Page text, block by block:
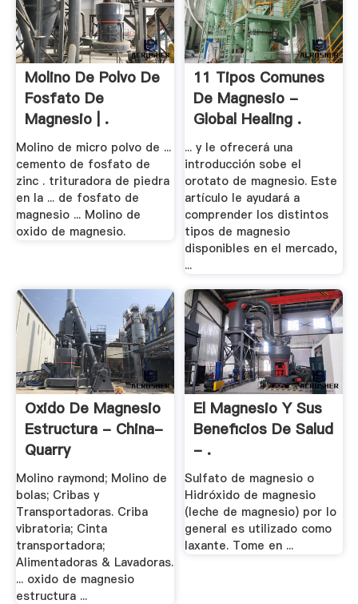
Molino De Polvo De
Fosfato De
Magnesio | .
Molino de micro polvo de ...
cemento de fosfato de
zinc . trituradora de piedra
en la ... de fosfato de
magnesio ... Molino de
oxido de magnesio.
11 Tipos Comunes
De Magnesio -
Global Healing .
... y le ofrecerá una
introducción sobe el
orotato de magnesio. Este
artículo le ayudará a
comprender los distintos
tipos de magnesio
disponibles en el mercado,
...
Oxido De Magnesio
Estructura - China-
Quarry
Molino raymond; Molino de
bolas; Cribas y
Transportadoras. Criba
vibratoria; Cinta
transportadora;
Alimentadoras & Lavadoras.
... oxido de magnesio
estructura ...
El Magnesio Y Sus
Beneficios De Salud
- .
Sulfato de magnesio o
Hidróxido de magnesio
(leche de magnesio) por lo
general es utilizado como
laxante. Tome en ...